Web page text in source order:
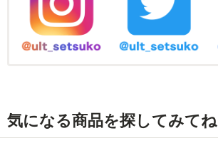
気になる商品を探してみてね